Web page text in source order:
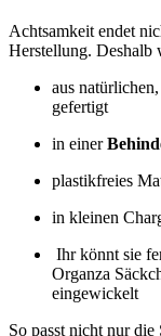
Achtsamkeit endet
Herstellung. Deshalb
aus natürlichen,
gefertigt
in einer
plastikfreies
in kleinen
Ihr könnt sie
Organza
eingewickelt
So passt nicht nur